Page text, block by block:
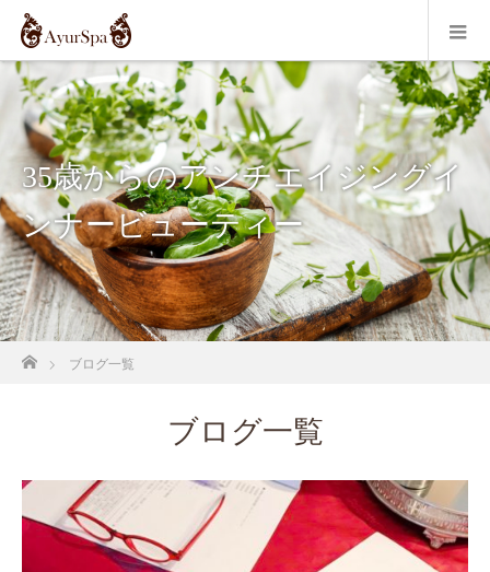
35歳からのアンチエイジングイ
ンナービューティー
ブログ一覧
ブログ一覧